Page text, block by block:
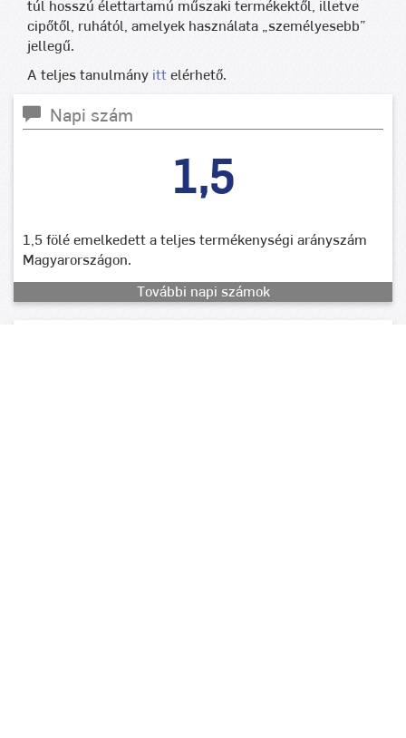
túl hosszú élettartamú műszaki termékektől, illetve
cipőtől, ruhától, amelyek használata „személyesebb”
jellegű.
A teljes tanulmány itt elérhető.
Napi szám
1,5
1,5 fölé emelkedett a teljes termékenységi arányszám
Magyarországon.
További napi számok